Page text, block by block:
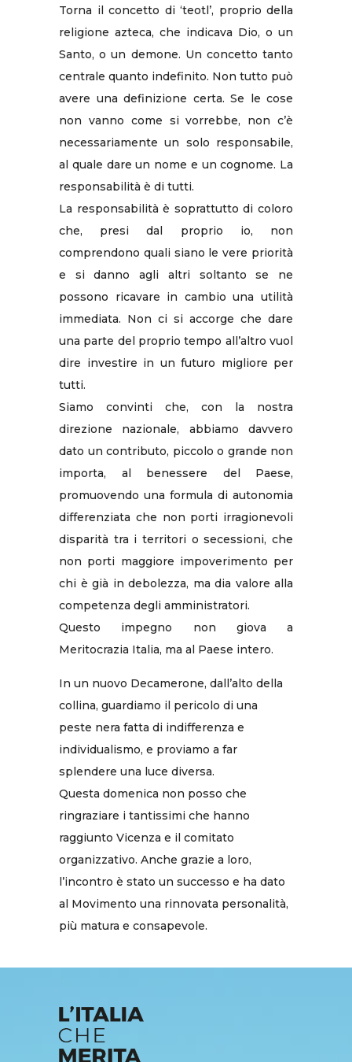
Torna il concetto di ‘teotl’, proprio della
religione azteca, che indicava Dio, o un
Santo, o un demone. Un concetto tanto
centrale quanto indefinito. Non tutto può
avere una definizione certa. Se le cose
non vanno come si vorrebbe, non c’è
necessariamente un solo responsabile,
al quale dare un nome e un cognome. La
responsabilità è di tutti.
La responsabilità è soprattutto di coloro
che, presi dal proprio io, non
comprendono quali siano le vere priorità
e si danno agli altri soltanto se ne
possono ricavare in cambio una utilità
immediata. Non ci si accorge che dare
una parte del proprio tempo all’altro vuol
dire investire in un futuro migliore per
tutti.
Siamo convinti che, con la nostra
direzione nazionale, abbiamo davvero
dato un contributo, piccolo o grande non
importa, al benessere del Paese,
promuovendo una formula di autonomia
differenziata che non porti irragionevoli
disparità tra i territori o secessioni, che
non porti maggiore impoverimento per
chi è già in debolezza, ma dia valore alla
competenza degli amministratori.
Questo impegno non giova a
Meritocrazia Italia, ma al Paese intero.
In un nuovo Decamerone, dall’alto della
collina, guardiamo il pericolo di una
peste nera fatta di indifferenza e
individualismo, e proviamo a far
splendere una luce diversa.
Questa domenica non posso che
ringraziare i tantissimi che hanno
raggiunto Vicenza e il comitato
organizzativo. Anche grazie a loro,
l’incontro è stato un successo e ha dato
al Movimento una rinnovata personalità,
più matura e consapevole.